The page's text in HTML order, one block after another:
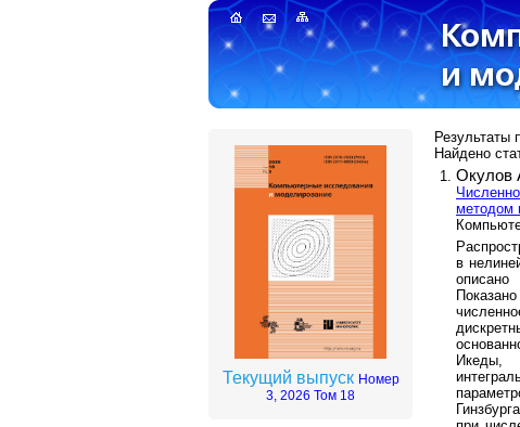
Текущий выпуск Номер
3, 2026 Том 18
Результаты
Найдено
Окулов
методом
в
Икеды,